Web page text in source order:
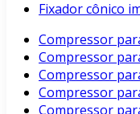
Fixador cônico
Compressor
Compressor
Compressor
Compressor
Compressor